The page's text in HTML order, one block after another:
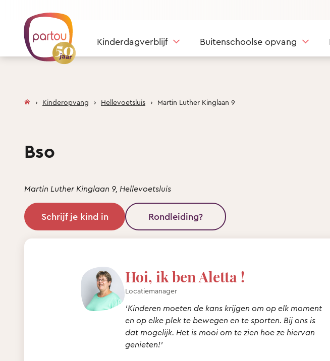
Kinderdagverblijf Buitenschoolse opvang
Kinderopvang Hellevoetsluis Martin Luther Kinglaan 9
Bso
Martin Luther Kinglaan 9, Hellevoetsluis
Schrijf je kind in Rondleiding?
Hoi, ik ben Aletta !
Locatiemanager
'Kinderen moeten de kans krijgen om op elk moment
en op elke plek te bewegen en te sporten. Bij ons is
dat mogelijk. Het is mooi om te zien hoe ze hiervan
genieten!'